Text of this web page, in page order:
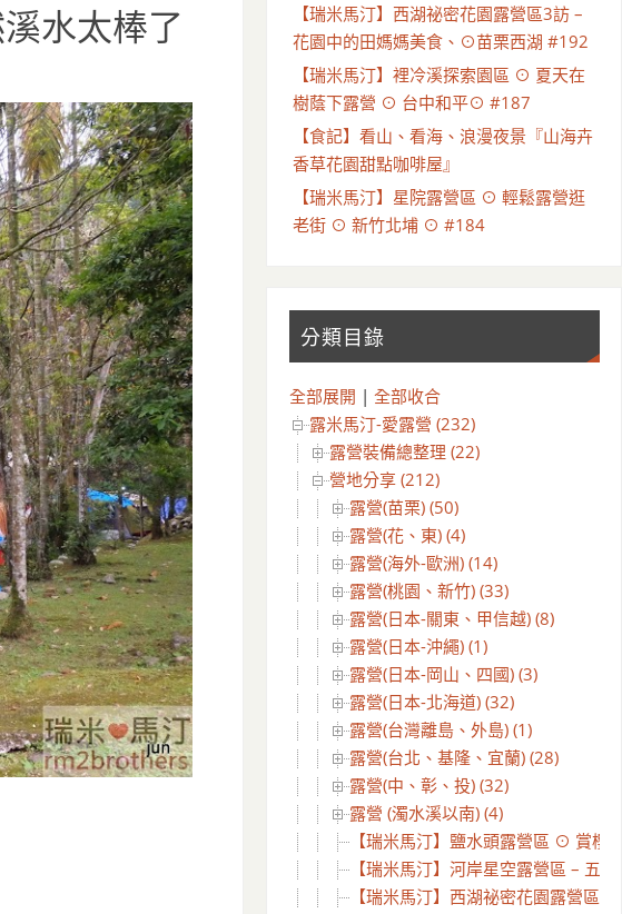
水太棒了
【瑞米馬汀】西湖祕密花園露營區3訪 –
花園中的田媽媽美食、⊙苗栗西湖 #192
【瑞米馬汀】裡冷溪探索園區 ⊙ 夏天在
樹蔭下露營 ⊙ 台中和平⊙ #187
【食記】看山、看海、浪漫夜景『山海卉
香草花園甜點咖啡屋』
【瑞米馬汀】星院露營區 ⊙ 輕鬆露營逛
老街 ⊙ 新竹北埔 ⊙ #184
分類目錄
全部展開 | 全部收合
露米馬汀-愛露營 (232)
露營裝備總整理 (22)
營地分享 (212)
露營(苗栗) (50)
露營(花、東) (4)
露營(海外-歐洲) (14)
露營(桃園、新竹) (33)
露營(日本-關東、甲信越) (8)
露營(日本-沖繩) (1)
露營(日本-岡山、四國) (3)
露營(日本-北海道) (32)
露營(台灣離島、外島) (1)
露營(台北、基隆、宜蘭) (28)
露營(中、彰、投) (32)
露營 (濁水溪以南) (4)
【瑞米馬汀】鹽水頭露營區 ⊙ 賞櫻
【瑞米馬汀】河岸星空露營區 – 五
【瑞米馬汀】西湖祕密花園露營區